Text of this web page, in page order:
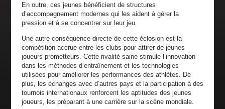
En outre, ces jeunes bénéficient de structures
d’accompagnement modernes qui les aident à gérer la
pression et à se concentrer sur leur jeu.
Une autre conséquence directe de cette éclosion est la
compétition accrue entre les clubs pour attirer de jeunes
joueurs prometteurs. Cette rivalité saine stimule l’innovation
dans les méthodes d’entraînement et les technologies
utilisées pour améliorer les performances des athlètes. De
plus, les échanges avec d’autres pays et la participation à des
tournois internationaux renforcent les aptitudes des jeunes
joueurs, les préparant à une carrière sur la scène mondiale.